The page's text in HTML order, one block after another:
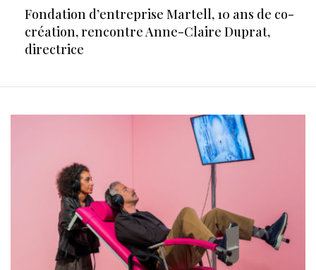
Fondation d’entreprise Martell, 10 ans de co-
création, rencontre Anne-Claire Duprat,
directrice